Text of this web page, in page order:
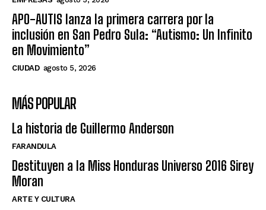
APO-AUTIS lanza la primera carrera por la
inclusión en San Pedro Sula: “Autismo: Un Infinito
en Movimiento”
CIUDAD agosto 5, 2026
MÁS POPULAR
La historia de Guillermo Anderson
FARANDULA
Destituyen a la Miss Honduras Universo 2016 Sirey
Moran
ARTE Y CULTURA